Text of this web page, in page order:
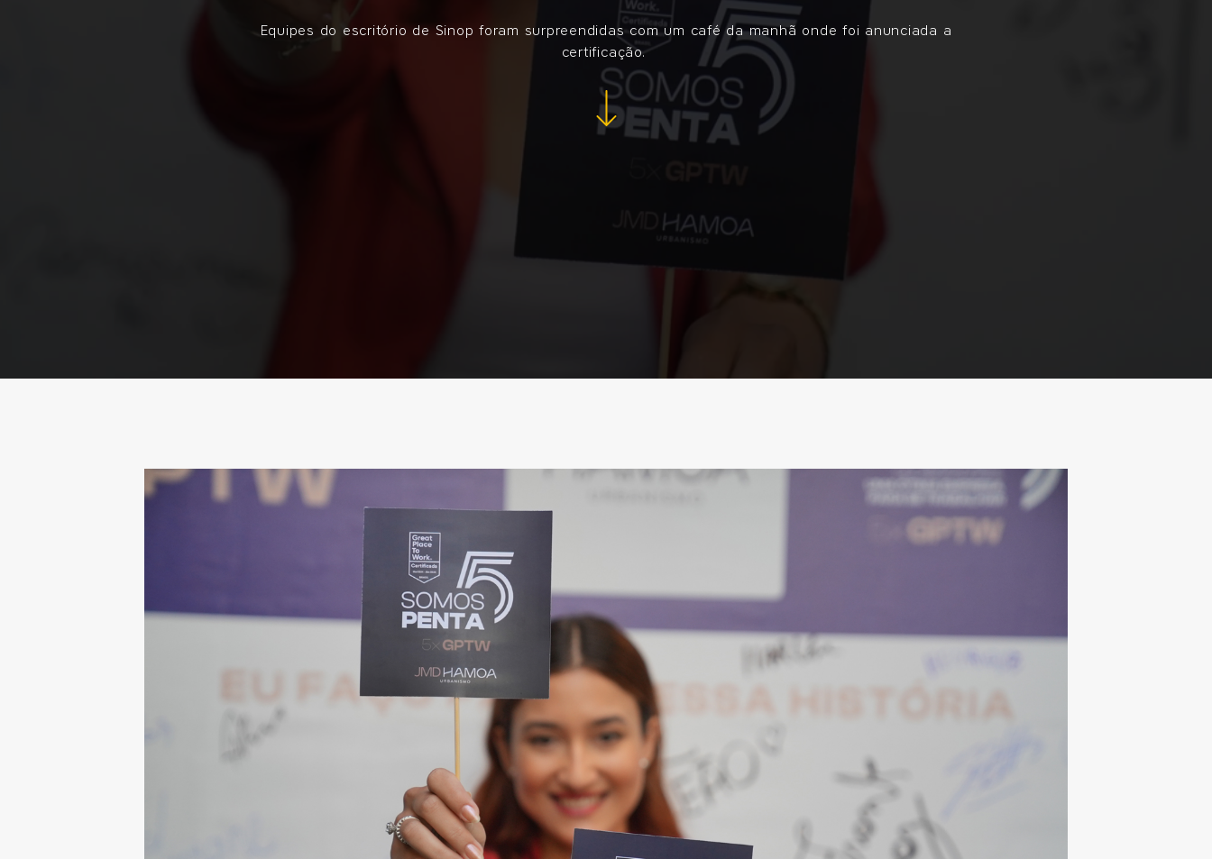
Equipes do escritório de Sinop foram surpreendidas com um café da manhã onde foi anunciada a
certificação.